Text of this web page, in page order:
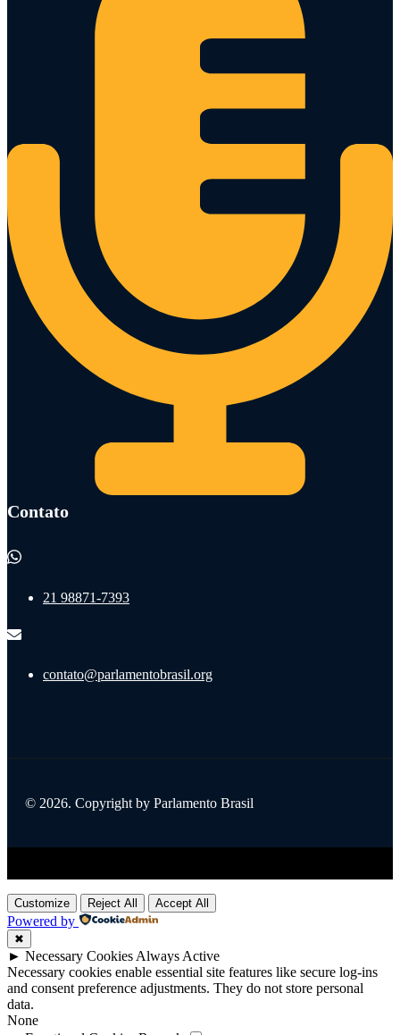
Contato
21 98871-7393
contato@parlamentobrasil.org
© 2026. Copyright by Parlamento Brasil
Customize Reject All Accept All
Powered by
✖
► Necessary Cookies Always Active
Necessary cookies enable essential site features like secure log-ins
and consent preference adjustments. They do not store personal
data.
None